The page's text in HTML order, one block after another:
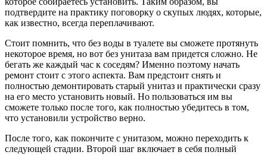
подтвердите на практику поговорку о скупых людях, которые,
как известно, всегда переплачивают.
Стоит помнить, что без воды в туалете вы сможете протянуть
некоторое время, но вот без унитаза вам придется сложно. Не
бегать же каждый час к соседям? Именно поэтому начать
ремонт стоит с этого аспекта. Вам предстоит снять и
полностью демонтировать старый унитаз и практически сразу
на его место установить новый. Но пользоваться им вы
сможете только после того, как полностью убедитесь в том,
что установили устройство верно.
После того, как покончите с унитазом, можно переходить к
следующей стадии. Второй шаг включает в себя полный